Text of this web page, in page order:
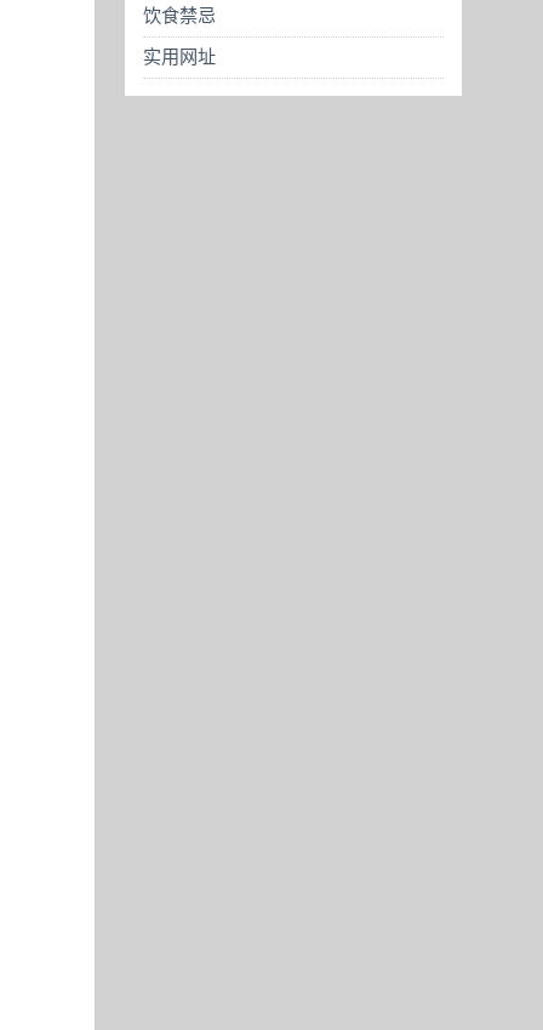
饮食禁忌
实用网址